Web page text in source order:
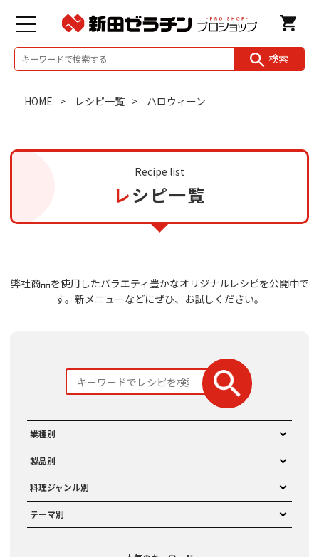
検索
HOME レシピ一覧 ハロウィーン
Recipe list
レシピ一覧
弊社商品を使用したバラエティ豊かなオリジナルレシピを公開中で
す。 新メニューなどにぜひ、お試しください。
業種別
製品別
料理ジャンル別
テーマ別